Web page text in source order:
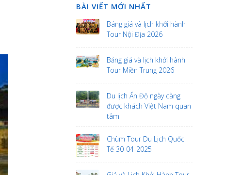
BÀI VIẾT MỚI NHẤT
Báng giá và lịch khởi hành
Tour Nội Địa 2026
Bảng giá và lịch khởi hành
Tour Miền Trung 2026
Du lịch Ấn Độ ngày càng
được khách Việt Nam quan
tâm
Chùm Tour Du Lịch Quốc
Tế 30-04-2025